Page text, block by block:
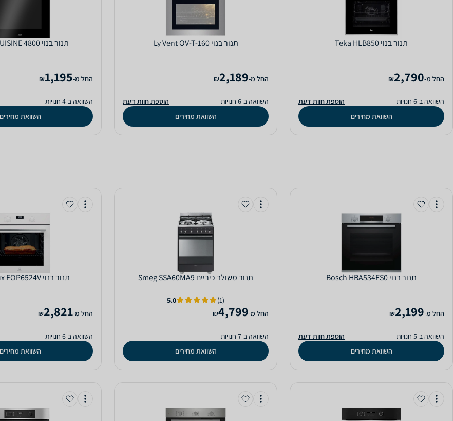
‏תנור בנוי Teka HLB850
‫החל מ-2,790
₪
השוואה ב-6 חנויות
הוספת חוות דעת
השוואת מחירים
‏תנור בנוי Ly Vent OV-T-160
‫החל מ-2,189
₪
השוואה ב-6 חנויות
הוספת חוות דעת
השוואת מחירים
‏תנור בנוי Sauter CUISINE 4800
‫החל מ-1,195
₪
השוואה ב-4 חנויות
השוואת מחירים
‏תנור בנוי Bosch HBA534ES0
‫החל מ-2,199
₪
השוואה ב-5 חנויות
הוספת חוות דעת
השוואת מחירים
‏תנור משולב כיריים Smeg SSA60MA9
(1)
5.0
‫החל מ-4,799
₪
השוואה ב-7 חנויות
השוואת מחירים
‏תנור בנוי Electrolux EOP6524V
‫החל מ-2,821
₪
השוואה ב-6 חנויות
השוואת מחירים